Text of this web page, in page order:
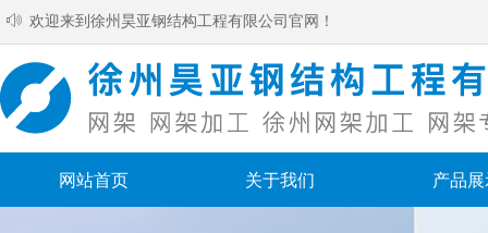
网站首页 关于我们 产品展
ꂗ 欢迎来到徐州昊亚钢结构工程有限公司官网！